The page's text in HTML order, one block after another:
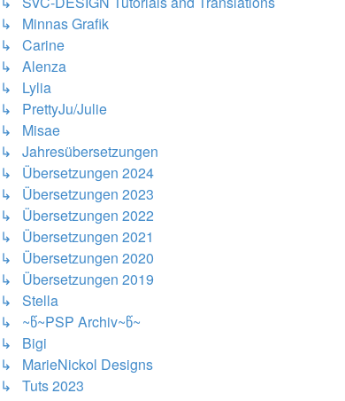
↳ Minnas Grafik
↳ Carine
↳ Alenza
↳ Lylia
↳ PrettyJu/Julie
↳ Misae
↳ Jahresübersetzungen
↳ Übersetzungen 2024
↳ Übersetzungen 2023
↳ Übersetzungen 2022
↳ Übersetzungen 2021
↳ Übersetzungen 2020
↳ Übersetzungen 2019
↳ Stella
↳ ~წ~PSP Archiv~წ~
↳ Bigi
↳ MarieNickol Designs
↳ Tuts 2023